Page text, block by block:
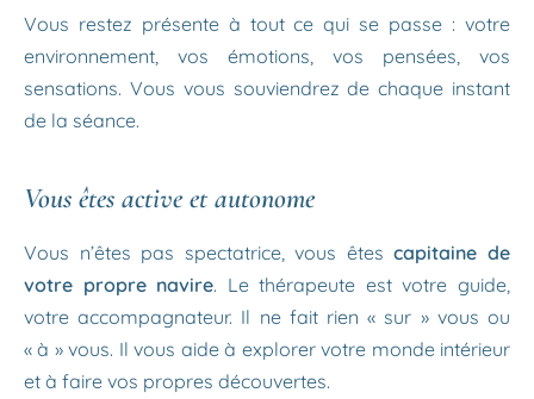
Vous restez présente à tout ce qui se passe : votre
environnement, vos émotions, vos pensées, vos
sensations. Vous vous souviendrez de chaque instant
de la séance.
Vous êtes active et autonome
Vous n’êtes pas spectatrice, vous êtescapitaine de
votre propre navire. Le thérapeute est votre guide,
votre accompagnateur. Il ne fait rien « sur » vous ou
« à » vous. Il vous aide à explorer votre monde intérieur
et à faire vos propres découvertes.